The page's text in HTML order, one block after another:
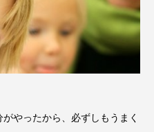
やったから、必ずしもうまく